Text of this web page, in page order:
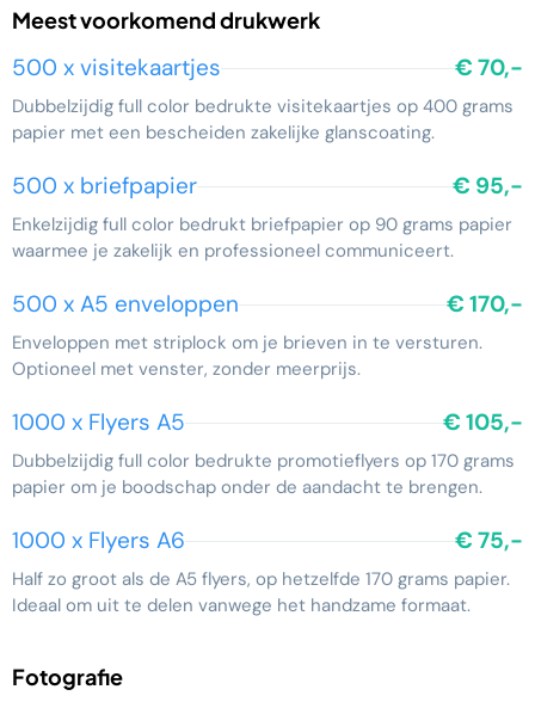
Meest voorkomend drukwerk
500 x visitekaartjes € 70,-
Dubbelzijdig full color bedrukte visitekaartjes op 400 grams
papier met een bescheiden zakelijke glanscoating.
500 x briefpapier € 95,-
Enkelzijdig full color bedrukt briefpapier op 90 grams papier
waarmee je zakelijk en professioneel communiceert.
500 x A5 enveloppen € 170,-
Enveloppen met striplock om je brieven in te versturen.
Optioneel met venster, zonder meerprijs.
1000 x Flyers A5 € 105,-
Dubbelzijdig full color bedrukte promotieflyers op 170 grams
papier om je boodschap onder de aandacht te brengen.
1000 x Flyers A6 € 75,-
Half zo groot als de A5 flyers, op hetzelfde 170 grams papier.
Ideaal om uit te delen vanwege het handzame formaat.
Fotografie